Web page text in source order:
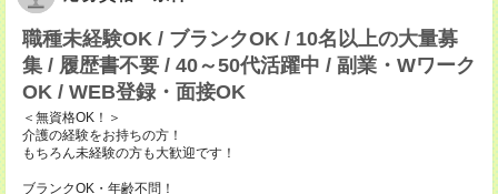
職種未経験OK / ブランクOK / 10名以上の大量募
集 / 履歴書不要 / 40～50代活躍中 / 副業・Wワーク
OK / WEB登録・面接OK
＜無資格OK！＞
介護の経験をお持ちの方！
もちろん未経験の方も大歓迎です！
ブランクOK・年齢不問！